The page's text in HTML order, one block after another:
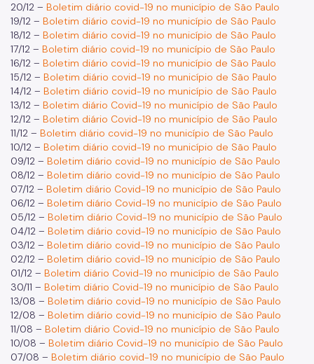
20/12 – Boletim diário covid-19 no município de São Paulo
19/12 – Boletim diário covid-19 no município de São Paulo
18/12 – Boletim diário covid-19 no município de São Paulo
17/12 – Boletim diário covid-19 no município de São Paulo
16/12 – Boletim diário covid-19 no município de São Paulo
15/12 – Boletim diário covid-19 no município de São Paulo
14/12 – Boletim diário covid-19 no município de São Paulo
13/12 – Boletim diário Covid-19 no município de São Paulo
12/12 – Boletim diário Covid-19 no município de São Paulo
11/12 – Boletim diário covid-19 no município de São Paulo
10/12 – Boletim diário covid-19 no município de São Paulo
09/12 – Boletim diário covid-19 no município de São Paulo
08/12 – Boletim diário covid-19 no município de São Paulo
07/12 – Boletim diário Covid-19 no município de São Paulo
06/12 – Boletim diário Covid-19 no município de São Paulo
05/12 – Boletim diário Covid-19 no município de São Paulo
04/12 – Boletim diário covid-19 no município de São Paulo
03/12 – Boletim diário covid-19 no município de São Paulo
02/12 – Boletim diário covid-19 no município de São Paulo
01/12 – Boletim diário Covid-19 no município de São Paulo
30/11 – Boletim diário Covid-19 no município de São Paulo
13/08 – Boletim diário covid-19 no município de São Paulo
12/08 – Boletim diário covid-19 no município de São Paulo
11/08 – Boletim diário Covid-19 no município de São Paulo
10/08 – Boletim diário Covid-19 no município de São Paulo
07/08 – Boletim diário covid-19 no município de São Paulo